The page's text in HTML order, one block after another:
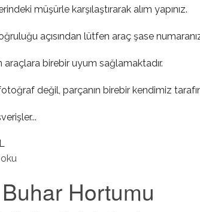
müşürle karşılaştırarak alım yapınız.
açısından lütfen araç şase
araçlara birebir uyum sağlamaktadır.
değil, parçanın birebir kendimiz
Müşürü hakkında
oku
Hortumu